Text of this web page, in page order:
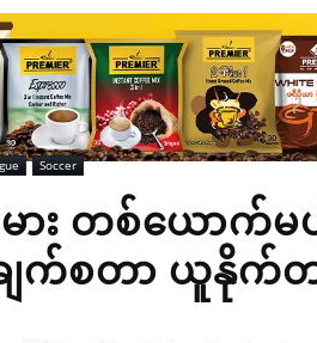
Soccer
း တစ်ယောက်မ
ျက်စတာ ယူနို